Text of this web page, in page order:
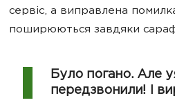
сервіс, а виправлена
поширюються завдяки
Було погано. Але
передзвонили! І